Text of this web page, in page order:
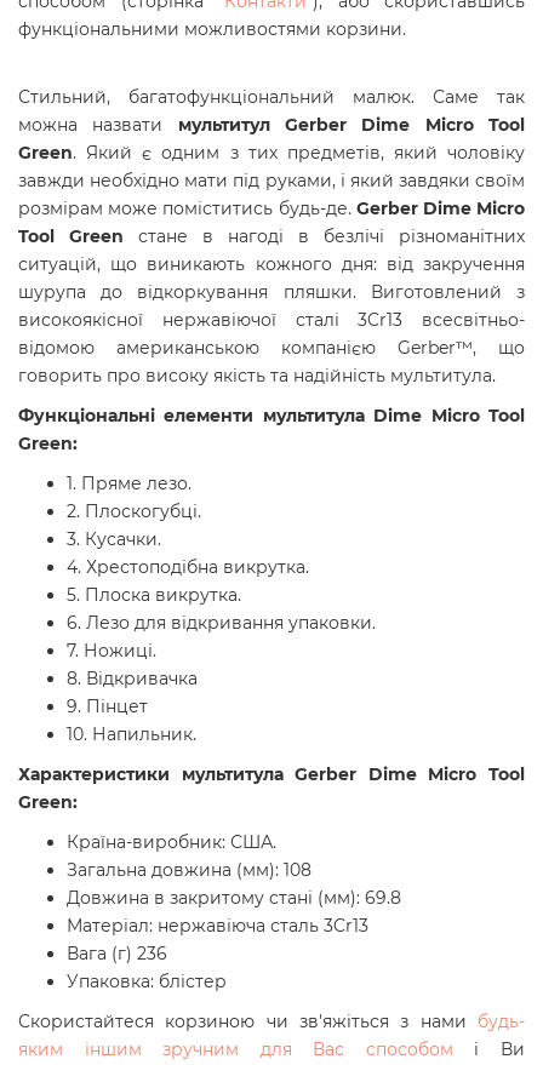
функціональними можливостями корзини.
Стильний, багатофункціональний малюк. Саме так
можна назвати мультитул Gerber Dime Micro Tool
Green. Який є одним з тих предметів, який чоловіку
завжди необхідно мати під руками, і який завдяки своїм
розмірам може поміститись будь-де. Gerber Dime Micro
Tool Green стане в нагоді в безлічі різноманітних
ситуацій, що виникають кожного дня: від закручення
шурупа до відкоркування пляшки. Виготовлений з
високоякісної нержавіючої сталі 3Cr13 всесвітньо-
відомою американською компанією Gerber™, що
говорить про високу якість та надійність мультитула.
Функціональні елементи мультитула Dime Micro Tool
Green:
1. Пряме лезо.
2. Плоскогубці.
3. Кусачки.
4. Хрестоподібна викрутка.
5. Плоска викрутка.
6. Лезо для відкривання упаковки.
7. Ножиці.
8. Відкривачка
9. Пінцет
10. Напильник.
Характеристики мультитула Gerber Dime Micro Tool
Green:
Країна-виробник: США.
Загальна довжина (мм): 108
Довжина в закритому стані (мм): 69.8
Матеріал: нержавіюча сталь 3Cr13
Вага (г) 236
Упаковка: блістер
Скористайтеся корзиною чи зв'яжіться з нами будь-
яким іншим зручним для Вас способом і Ви